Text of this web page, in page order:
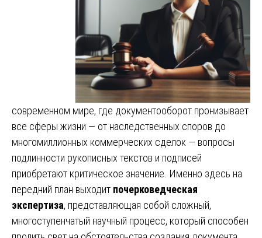
современном мире, где документооборот пронизывает
все сферы жизни — от наследственных споров до
многомиллионных коммерческих сделок — вопросы
подлинности рукописных текстов и подписей
приобретают критическое значение. Именно здесь на
передний план выходит почерковедческая
экспертиза, представляющая собой сложный,
многоступенчатый научный процесс, который способен